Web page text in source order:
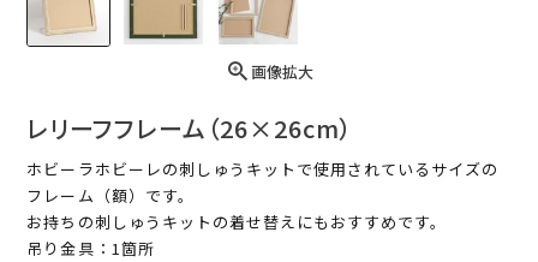
画像拡大
レリーフフレーム（26×26cm）
ホビーラホビーレの刺しゅうキットで使用されているサイズの
フレーム（額）です。
お持ちの刺しゅうキットの着せ替えにもおすすめです。
吊り金具：1箇所